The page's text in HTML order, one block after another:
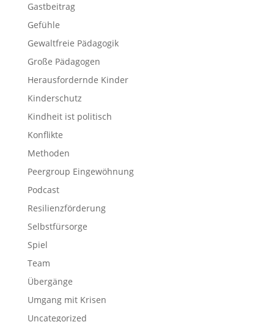
Gastbeitrag
Gefühle
Gewaltfreie Pädagogik
Große Pädagogen
Herausfordernde Kinder
Kinderschutz
Kindheit ist politisch
Konflikte
Methoden
Peergroup Eingewöhnung
Podcast
Resilienzförderung
Selbstfürsorge
Spiel
Team
Übergänge
Umgang mit Krisen
Uncategorized